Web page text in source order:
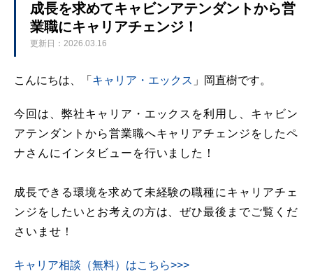
成長を求めてキャビンアテンダントから営
業職にキャリアチェンジ！
更新日：2026.03.16
こんにちは、「 キャリア・エックス 」岡直樹です。
今回は、弊社キャリア・エックスを利用し、キャビン
アテンダントから営業職へキャリアチェンジをしたペ
ナさんにインタビューを行いました！
成長できる環境を求めて未経験の職種にキャリアチェ
ンジをしたいとお考えの方は、ぜひ最後までご覧くだ
さいませ！
キャリア相談（無料）はこちら>>>